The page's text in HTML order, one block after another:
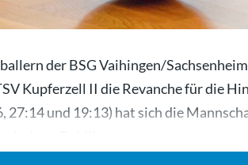
der BSG Vaihingen/
Kupferzell II die Revanche für die
27:14 und 19:13) hat sich die